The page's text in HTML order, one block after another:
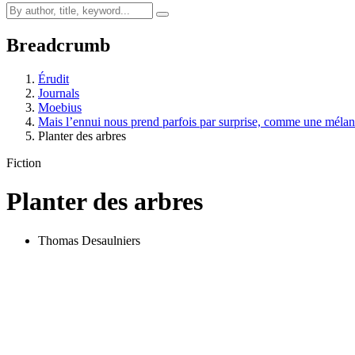
Breadcrumb
Érudit
Journals
Moebius
Mais l’ennui nous prend parfois par surprise, comme une
Planter des arbres
Fiction
Planter des arbres
Thomas Desaulniers